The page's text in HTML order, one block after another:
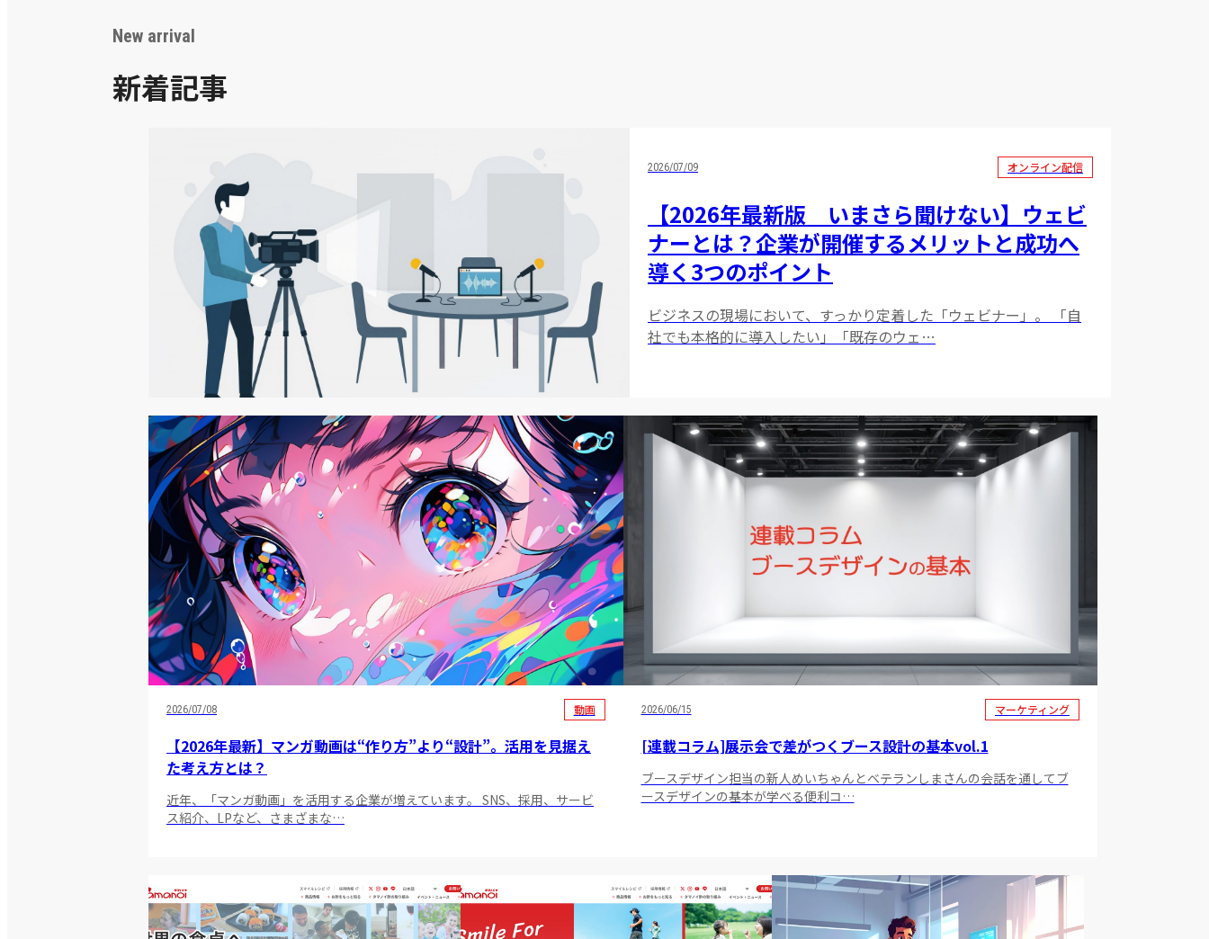
New arrival
新着記事
2026/07/09 オンライン配信
【2026年最新版 いまさら聞けない】ウェビ
ナーとは？企業が開催するメリットと成功へ
導く3つのポイント
ビジネスの現場において、すっかり定着した「ウェビナー」。 「自
社でも本格的に導入したい」「既存のウェ…
2026/07/08 動画
【2026年最新】マンガ動画は“作り方”より“設計”。活用を見据え
た考え方とは？
近年、「マンガ動画」を活用する企業が増えています。 SNS、採用、サービ
ス紹介、LPなど、さまざまな…
2026/06/15 マーケティング
[連載コラム]展示会で差がつくブース設計の基本vol.1
ブースデザイン担当の新人めいちゃんとベテランしまさんの会話を通してブ
ースデザインの基本が学べる便利コ…